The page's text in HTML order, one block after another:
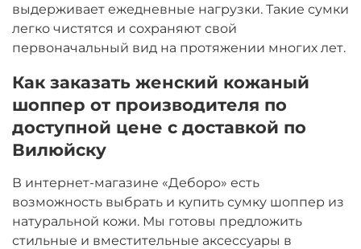
выдерживает ежедневные нагрузки. Такие сумки
легко чистятся и сохраняют свой
первоначальный вид на протяжении многих лет.
Как заказать женский кожаный
шоппер от производителя по
доступной цене с доставкой по
Вилюйску
В интернет-магазине «Деборо» есть
возможность выбрать и купить сумку шоппер из
натуральной кожи. Мы готовы предложить
стильные и вместительные аксессуары в